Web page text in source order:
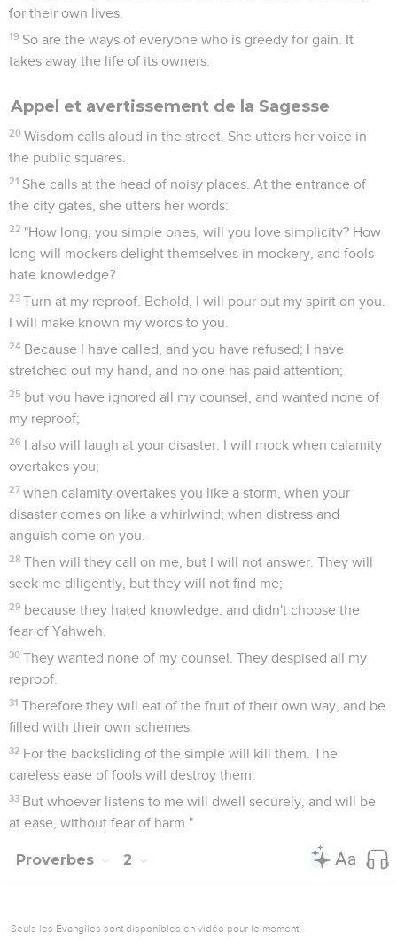
for their own lives.
19 So are the ways of everyone who is greedy for gain. It
takes away the life of its owners.
Appel et avertissement de la Sagesse
20 Wisdom calls aloud in the street. She utters her voice in
the public squares.
21 She calls at the head of noisy places. At the entrance of
the city gates, she utters her words:
22 "How long, you simple ones, will you love simplicity? How
long will mockers delight themselves in mockery, and fools
hate knowledge?
23 Turn at my reproof. Behold, I will pour out my spirit on you.
I will make known my words to you.
24 Because I have called, and you have refused; I have
stretched out my hand, and no one has paid attention;
25 but you have ignored all my counsel, and wanted none of
my reproof;
26 I also will laugh at your disaster. I will mock when calamity
overtakes you;
27 when calamity overtakes you like a storm, when your
disaster comes on like a whirlwind; when distress and
anguish come on you.
28 Then will they call on me, but I will not answer. They will
seek me diligently, but they will not find me;
29 because they hated knowledge, and didn't choose the
fear of Yahweh.
30 They wanted none of my counsel. They despised all my
reproof.
31 Therefore they will eat of the fruit of their own way, and be
filled with their own schemes.
32 For the backsliding of the simple will kill them. The
careless ease of fools will destroy them.
33 But whoever listens to me will dwell securely, and will be
at ease, without fear of harm."
Proverbes 2
Seuls les Évangiles sont disponibles en vidéo pour le moment.